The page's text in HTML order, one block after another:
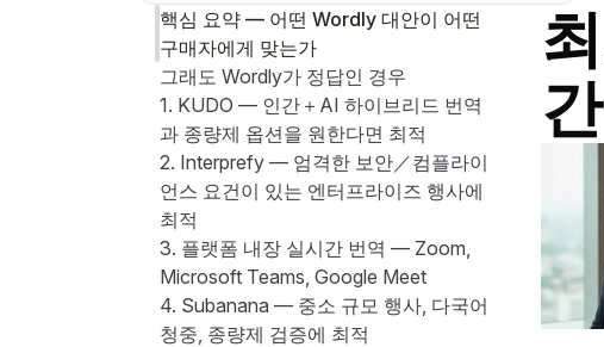
핵심 요약 — 어떤 Wordly 대안이 어떤
구매자에게 맞는가
그래도 Wordly가 정답인 경우
1. KUDO — 인간＋AI 하이브리드 번역
과 종량제 옵션을 원한다면 최적
2. Interprefy — 엄격한 보안／컴플라이
언스 요건이 있는 엔터프라이즈 행사에
최적
3. 플랫폼 내장 실시간 번역 — Zoom,
Microsoft Teams, Google Meet
4. Subanana — 중소 규모 행사, 다국어
청중, 종량제 검증에 최적